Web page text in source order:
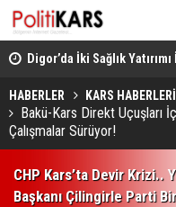
Digor’da İki Sağlık
Projelerin Bedeli Açıklandı!
HABERLER KARS HABERLERİ
Bakü-Kars Direkt Uçuşları
Çalışmalar Sürüyor!
CHP Kars’ta Devir Krizi..
Başkanı Çilingirle Parti